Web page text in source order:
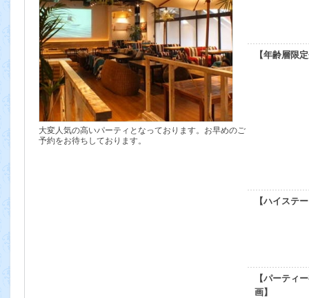
大変人気の高いパーティとなっております。お早めのご
予約をお待ちしております。
【年齢層限
【ハイステ
【パーティ
画】